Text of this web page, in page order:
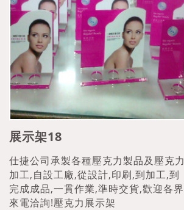
展示架18
仕捷公司承製各種壓克力製品及壓克力
加工,自設工廠,從設計,印刷,到加工,到
完成成品,一貫作業,準時交貨,歡迎各界
來電洽詢!壓克力展示架